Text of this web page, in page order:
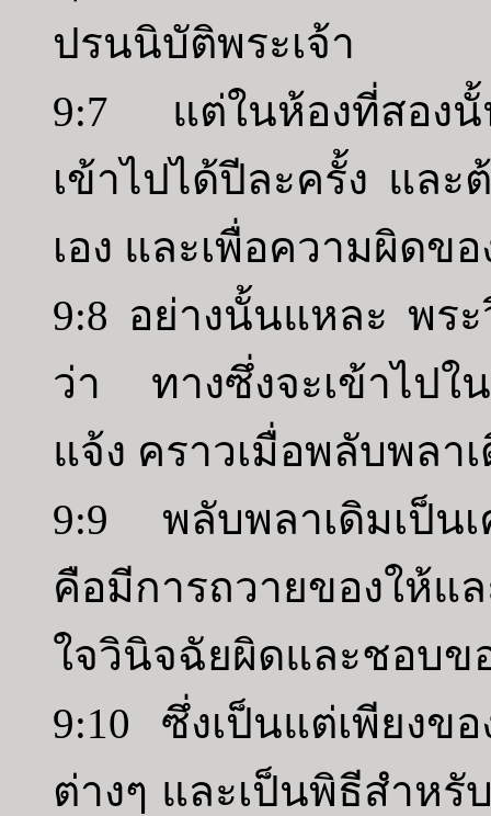
ปรนนิบัติพระเจ้า
9:7 แต่ในห้องที่สองนั้
เข้าไปได้ปีละครั้ง และ
เอง และเพื่อความผิดข
9:8 อย่างนั้นแหละ พร
ว่า ทางซึ่งจะเข้าไปใ
แจ้ง คราวเมื่อพลับพลา
9:9 พลับพลาเดิมเป็นเ
คือมีการถวายของให้แ
ใจวินิจฉัยผิดและชอบข
9:10 ซึ่งเป็นแต่เพียงข
ต่างๆ และเป็นพิธีสำห